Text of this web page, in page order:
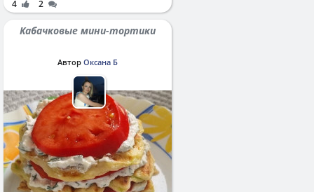
4 2
Кабачковые мини-тортики
Автор Оксана Б